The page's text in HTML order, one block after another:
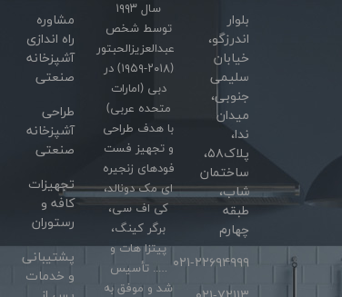
بلوار
اندرزگو،
خیابان
سلیمی
جنوبی،
میدان
ندا،
پلاک۵۸،
ساختمان
شاب،
طبقه
چهارم
۰۲۱-۲۲۶۹۴۹۹۹
سال ۱۹۹۳
توسط شخص
عبدالعزیزالحبتور
(۲۰۱۸-۱۹۵۹) در
دبی (امارات
متحده عربی)
با هدف طراحی
و تجهیز فست
فودهای زنجیره
ای مک دونالد،
کی اف سی،
برگر کینگ،
پیتزا هات و
….. تأسیس
شد و موفق به
مشاوره
راه اندازی
آشپزخانه
صنعتی
طراحی
آشپزخانه
صنعتی
تجهیزات
کافه و
رستوران
پشتیبانی
و خدمات